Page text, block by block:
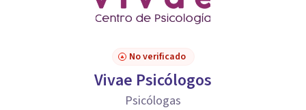
No verificado
Vivae Psicólogos
Psicólogas